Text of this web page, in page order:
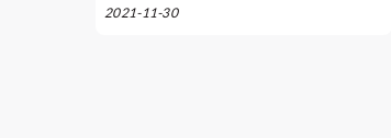
2021-11-30